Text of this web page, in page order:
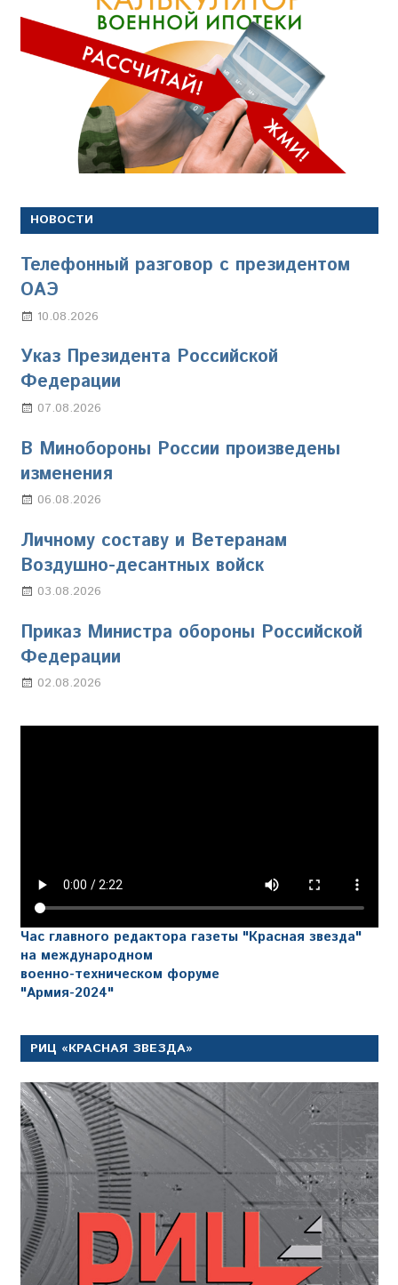
НОВОСТИ
Телефонный разговор с президентом
ОАЭ
10.08.2026
Указ Президента Российской
Федерации
07.08.2026
В Минобороны России произведены
изменения
06.08.2026
Личному составу и Ветеранам
Воздушно-десантных войск
03.08.2026
Приказ Министра обороны Российской
Федерации
02.08.2026
Час главного редактора газеты "Красная звезда"
на международном
военно-техническом форуме
"Армия-2024"
РИЦ «КРАСНАЯ ЗВЕЗДА»